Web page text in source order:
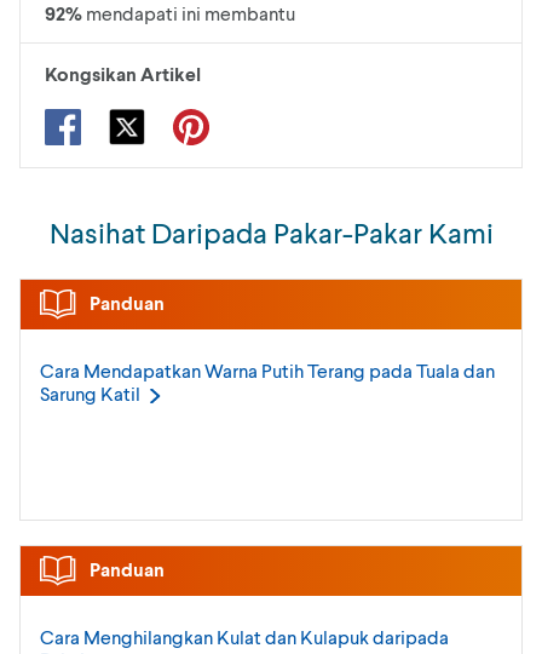
92% mendapati ini membantu
Kongsikan Artikel
Nasihat Daripada Pakar-Pakar Kami
Panduan
Cara Mendapatkan Warna Putih Terang pada Tuala dan
Sarung Katil
Panduan
Cara Menghilangkan Kulat dan Kulapuk daripada